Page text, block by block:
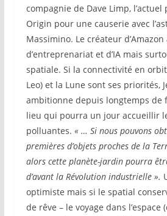
compagnie de Dave Limp,
Origin pour une causerie avec
Massimino. Le créateur
d’entreprenariat et d’IA mais
spatiale. Si la connectivité en
Leo) et la Lune sont ses priorités,
ambitionne depuis longtemps de
lieu qui pourra un jour accueillir
polluantes. « … Si nous pouvons
premières d’objets proches de la
alors cette planète-jardin pourra
d’avant la Révolution industrielle ».
optimiste mais si le spatial
de rêve – le voyage dans l’espace